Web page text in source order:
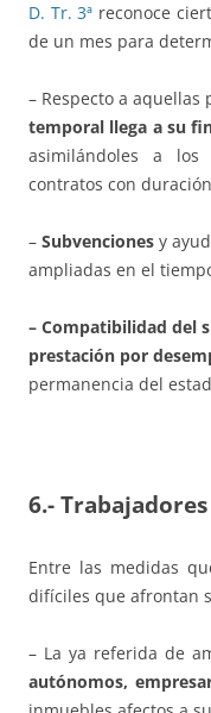
D. Tr. 3ª reconoce
de un mes para
– Respecto a
temporal llega a su
asimilándoles a los
contratos con
– Subvenciones y
ampliadas en el
– Compatibilidad del
prestación por
permanencia del
6.-
Entre las medidas
difíciles que afrontan
– La ya referida de
autónomos,